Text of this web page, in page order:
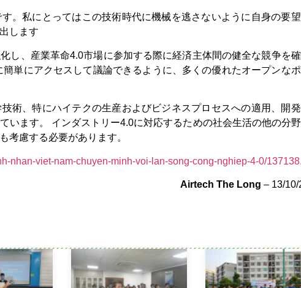
。私にとってはこの技術時代に機械を逃さないように自身の要
します
し、産業革命4.0市場に参加する際に経済主体間の健全な競争を
単にアクセスして議論できるように、多くの優れたオープンな
術、特にハイテクの生産およびビジネスプロセスへの適用、開
います。 インダストリー4.0に対応するための社会生活の他の分野
考慮する必要があります。
nhan-viet-nam-chuyen-minh-voi-lan-song-cong-nghiep-4-0/
Airtech The Long – 13/10/